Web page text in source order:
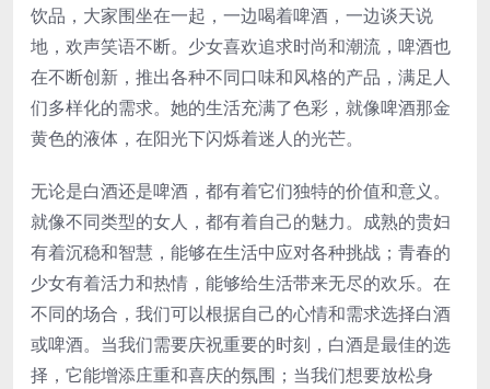
饮品，大家围坐在一起，一边喝着啤酒，一边谈天说
地，欢声笑语不断。少女喜欢追求时尚和潮流，啤酒也
在不断创新，推出各种不同口味和风格的产品，满足人
们多样化的需求。她的生活充满了色彩，就像啤酒那金
黄色的液体，在阳光下闪烁着迷人的光芒。
无论是白酒还是啤酒，都有着它们独特的价值和意义。
就像不同类型的女人，都有着自己的魅力。成熟的贵妇
有着沉稳和智慧，能够在生活中应对各种挑战；青春的
少女有着活力和热情，能够给生活带来无尽的欢乐。在
不同的场合，我们可以根据自己的心情和需求选择白酒
或啤酒。当我们需要庆祝重要的时刻，白酒是最佳的选
择，它能增添庄重和喜庆的氛围；当我们想要放松身